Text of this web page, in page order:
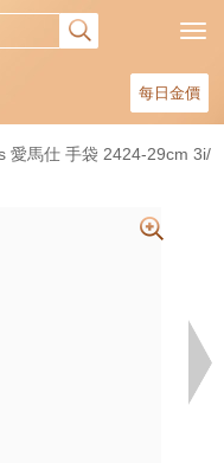
每日金價
愛馬仕 手袋 2424-29cm 3i/